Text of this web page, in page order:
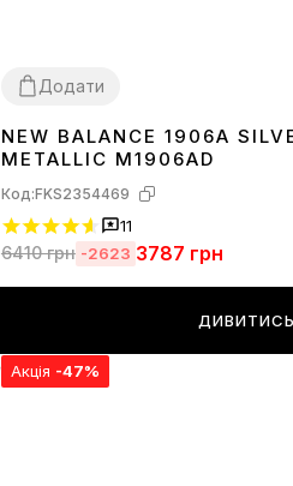
Додати
3637 3839404142 434445
NEW BALANCE 1906A
METALLIC M1906AD
Код:FKS2354469
11
6410грн -2623 3787 грн
ДИВИТИСЬ
Акція -47%